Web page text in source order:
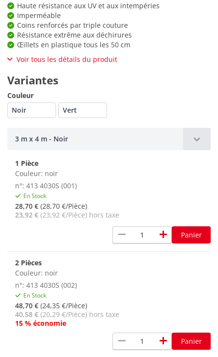
Haute résistance aux UV et aux intempéries
Imperméable
Coins renforcés par triple couture
Résistance extrême aux déchirures
Œillets en plastique tous les 50 cm
Voir tous les détails du produit
Variantes
Couleur
Noir
Vert
3 m x 4 m - Noir
1 Pièce
Couleur: noir
n°: 413 4030S (001)
En Stock
28,70 € (28,70 €/Pièce)
23,92 € (23,92 €/Pièce) hors taxe
remove add Panier
2 Pièces
Couleur: noir
n°: 413 4030S (002)
En Stock
48,70 € (24,35 €/Pièce)
40,58 € (20,29 €/Pièce) hors taxe
15 % économie
remove add Panier